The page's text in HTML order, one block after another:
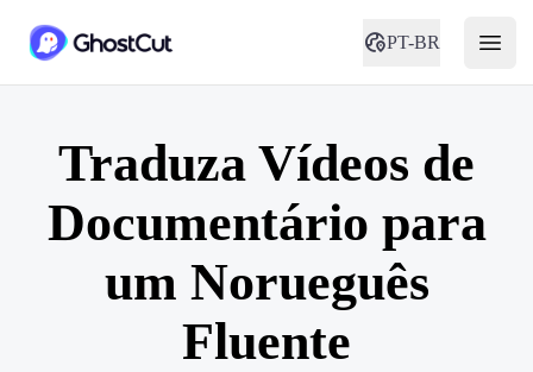
PT-BR
Traduza Vídeos de
Documentário para
um Norueguês
Fluente